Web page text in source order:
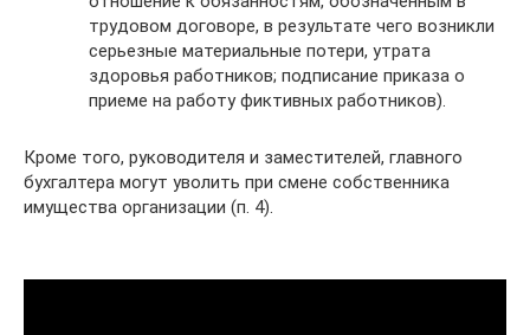
трудовом договоре, в результате чего возникли
серьезные материальные потери, утрата
здоровья работников; подписание приказа о
приеме на работу фиктивных работников).
Кроме того, руководителя и заместителей, главного
бухгалтера могут уволить при смене собственника
имущества организации (п. 4).